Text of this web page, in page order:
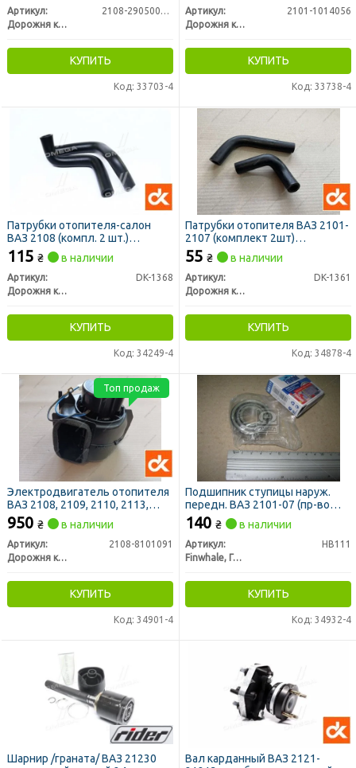
Артикул:
2108-2905004-01
Дорожня карта
КУПИТЬ
Код: 33703-4
Артикул:
2101-1014056
Дорожня карта
КУПИТЬ
Код: 33738-4
Патрубки отопителя-салон
ВАЗ 2108 (компл. 2 шт.)
СТАНДАРТ <ДК>
115 ₴ в наличии
Артикул:
DK-1368
Дорожня карта
КУПИТЬ
Код: 34249-4
Патрубки отопителя ВАЗ 2101-
2107 (комплект 2шт)
СТАНДАРТ (ДК)
55 ₴ в наличии
Артикул:
DK-1361
Дорожня карта
КУПИТЬ
Код: 34878-4
Электродвигатель отопителя
ВАЗ 2108, 2109, 2110, 2113,
2114, 2115, 2111, 2112, УАЗ (в
сборе с крыльчаткой и
кожухом) (ДК)
950 ₴ в наличии
Артикул:
2108-8101091
Дорожня карта
КУПИТЬ
Код: 34901-4
Топ продаж
Подшипник ступицы наруж.
передн. ВАЗ 2101-07 (пр-во
FINWHALE)
140 ₴ в наличии
Артикул:
HB111
Finwhale, Германия
КУПИТЬ
Код: 34932-4
Шарнир /граната/ ВАЗ 21230
Вал карданный ВАЗ 2121-